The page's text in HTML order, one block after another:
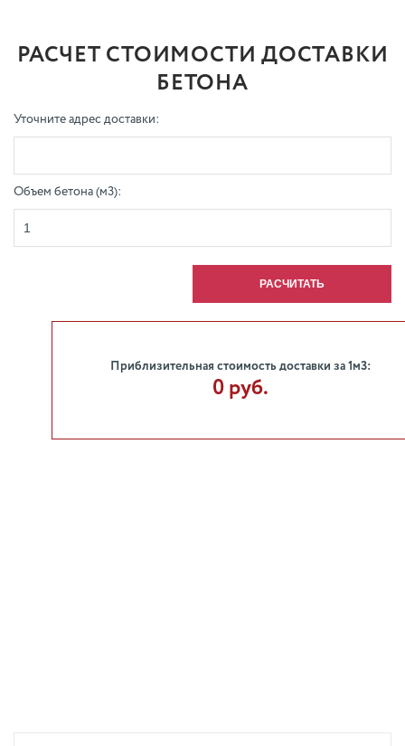
РАСЧЕТ СТОИМОСТИ ДОСТАВКИ
БЕТОНА
Уточните адрес доставки:
Объем бетона (м3):
Приблизительная стоимость доставки за 1м3:
0 руб.